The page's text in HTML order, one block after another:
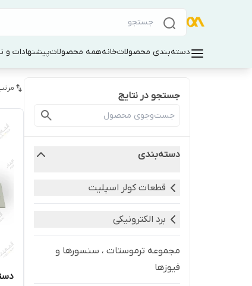
دسته‌بندی محصولاتخانههمه محصولاتپیشنهادات و
جستجو در نتایج
دسته‌بندی
قطعات کولر اسپلیت
برد الکترونیکی
مجموعه ترموستات ، سنسورها و
فیوزها